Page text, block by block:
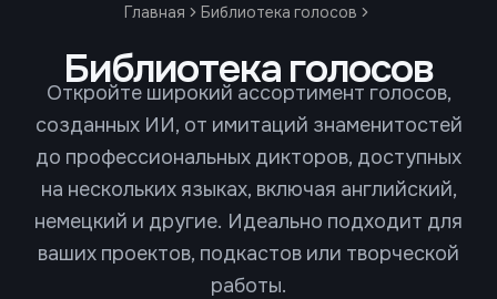
Главная Библиотека голосов
Библиотека голосов
Откройте широкий ассортимент голосов,
созданных ИИ, от имитаций знаменитостей
до профессиональных дикторов, доступных
на нескольких языках, включая английский,
немецкий и другие. Идеально подходит для
ваших проектов, подкастов или творческой
работы.